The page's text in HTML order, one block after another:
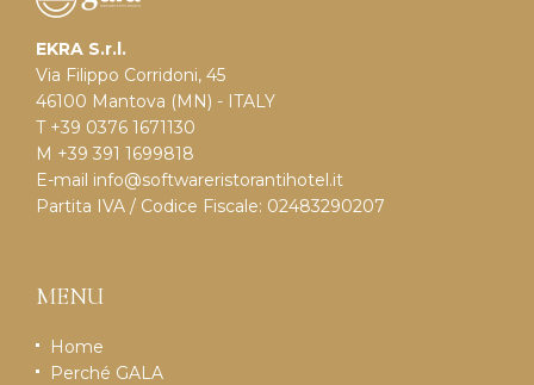
EKRA S.r.l.
Via Filippo Corridoni, 45
46100 Mantova (MN) - ITALY
T +39 0376 1671130
M +39 391 1699818
E-mail info@softwareristorantihotel.it
Partita IVA / Codice Fiscale: 02483290207
MENU
Home
Perché GALA